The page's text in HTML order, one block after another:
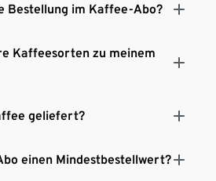
Bestellung im Kaffee-Abo?
Kaffeesorten zu meinem
geliefert?
einen Mindestbestellwert?